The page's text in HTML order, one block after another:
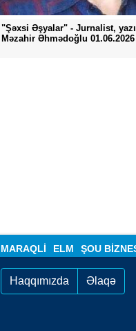
"Şəxsi Əşyalar" - Jurnalist,
Məzahir Əhmədoğlu 01.06.2026
MARAQLI ELM ŞOU
Haqqımızda Əlaqə